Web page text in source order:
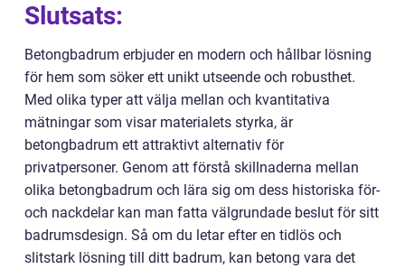
Slutsats:
Betongbadrum erbjuder en modern och hållbar lösning
för hem som söker ett unikt utseende och robusthet.
Med olika typer att välja mellan och kvantitativa
mätningar som visar materialets styrka, är
betongbadrum ett attraktivt alternativ för
privatpersoner. Genom att förstå skillnaderna mellan
olika betongbadrum och lära sig om dess historiska för-
och nackdelar kan man fatta välgrundade beslut för sitt
badrumsdesign. Så om du letar efter en tidlös och
slitstark lösning till ditt badrum, kan betong vara det